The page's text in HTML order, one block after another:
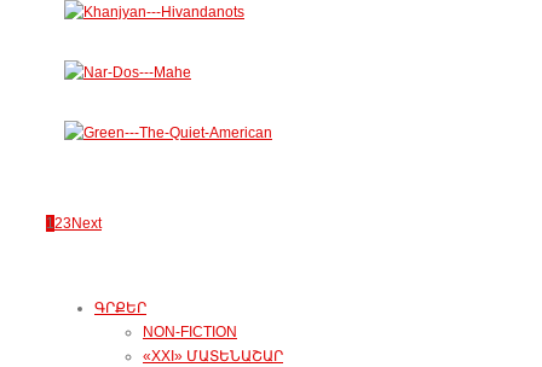
123Next
ԳՐՔԵՐ
NON-FICTION
«XXI» ՄԱՏԵՆԱՇԱՐ